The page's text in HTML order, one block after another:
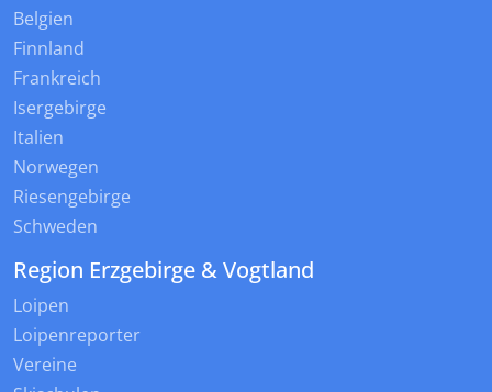
Belgien
Finnland
Frankreich
Isergebirge
Italien
Norwegen
Riesengebirge
Schweden
Region Erzgebirge & Vogtland
Loipen
Loipenreporter
Vereine